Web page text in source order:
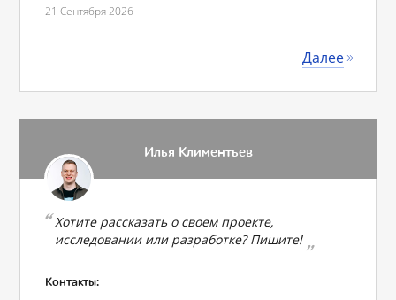
21 Сентября 2026
Далее
Илья Климентьев
Хотите рассказать о своем проекте,
исследовании или разработке? Пишите!
Контакты: